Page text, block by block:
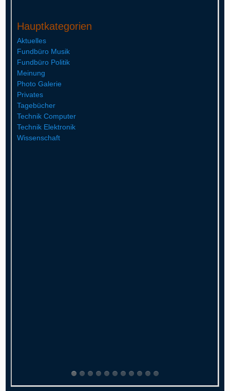
Hauptkategorien
Aktuelles
Fundbüro Musik
Fundbüro Politik
Meinung
Photo Galerie
Privates
Tagebücher
Technik Computer
Technik Elektronik
Wissenschaft